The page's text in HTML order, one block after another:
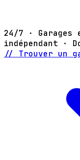
24/7 · Garages
indépendant ·
// Trouver un